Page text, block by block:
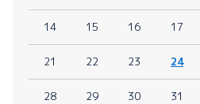
14 15 16 17
21 22 23 24
28 29 30 31